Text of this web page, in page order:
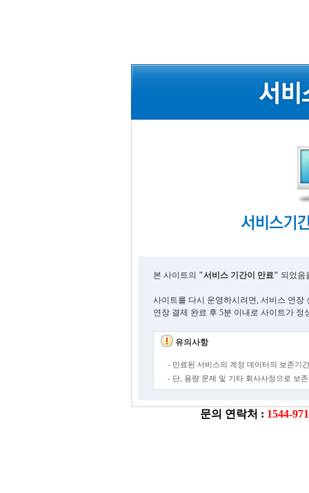
본 사이트의 "서비스 기간이 만료" 되었음
사이트를 다시 운영하시려면, 서비스 연장
연장 결제 완료 후 5분 이내로 사이트가 정
유의사항
- 만료된 서비스의 계정 데이터의 보존기
- 단, 용량 문제 및 기타 회사사정으로 보
문의 연락처 : 1544-